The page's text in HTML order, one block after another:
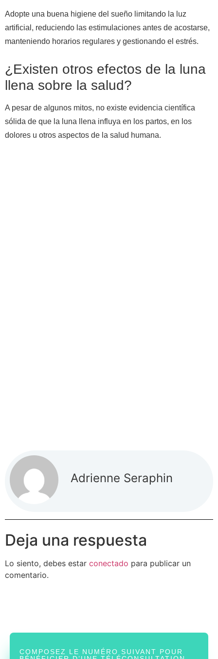
Adopte una buena higiene del sueño limitando la luz
artificial, reduciendo las estimulaciones antes de acostarse,
manteniendo horarios regulares y gestionando el estrés.
¿Existen otros efectos de la luna
llena sobre la salud?
A pesar de algunos mitos, no existe evidencia científica
sólida de que la luna llena influya en los partos, en los
dolores u otros aspectos de la salud humana.
Adrienne Seraphin
Deja una respuesta
Lo siento, debes estar conectado para publicar un
comentario.
COMPOSEZ LE NUMÉRO SUIVANT POUR